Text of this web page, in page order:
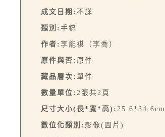
成文日期: 不詳
類別: 手稿
作者: 李能祺（李喬）
原件與否: 原件
藏品層次: 單件
數量單位: 2張共2頁
尺寸大小(長*寬*高): 25.6*34.6cm
數位化類別: 影像(圖片)